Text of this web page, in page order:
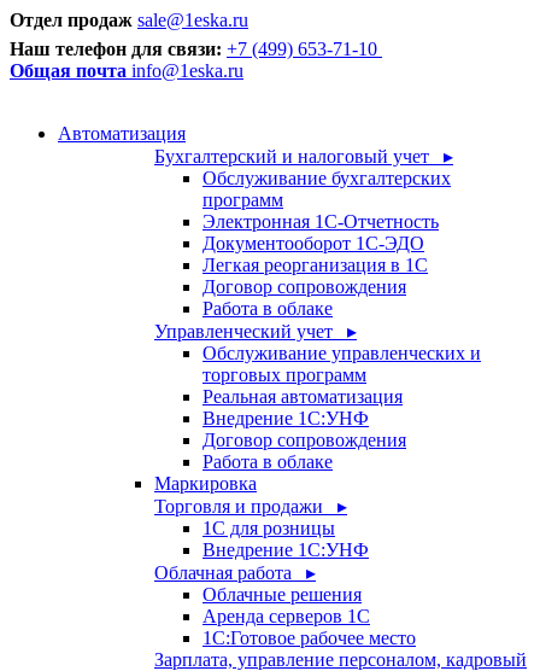
Отдел продаж sale@1eska.ru
Наш телефон для связи: +7 (499) 653-71-10
Общая почта info@1eska.ru
Автоматизация
Бухгалтерский и налоговый учет ▸
Обслуживание бухгалтерских
программ
Электронная 1С-Отчетность
Документооборот 1С-ЭДО
Легкая реорганизация в 1С
Договор сопровождения
Работа в облаке
Управленческий учет ▸
Обслуживание управленческих и
торговых программ
Реальная автоматизация
Внедрение 1С:УНФ
Договор сопровождения
Работа в облаке
Маркировка
Торговля и продажи ▸
1С для розницы
Внедрение 1С:УНФ
Облачная работа ▸
Облачные решения
Аренда серверов 1С
1C:Готовое рабочее место
Зарплата, управление персоналом, кадровый